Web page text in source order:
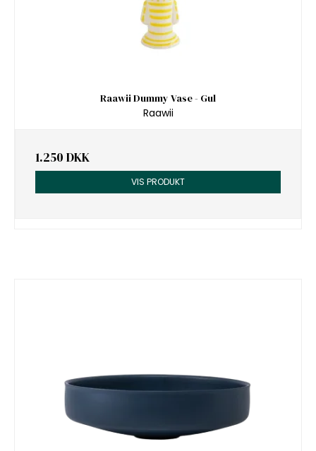
Raawii Dummy Vase - Gul
Raawii
1.250 DKK
VIS PRODUKT